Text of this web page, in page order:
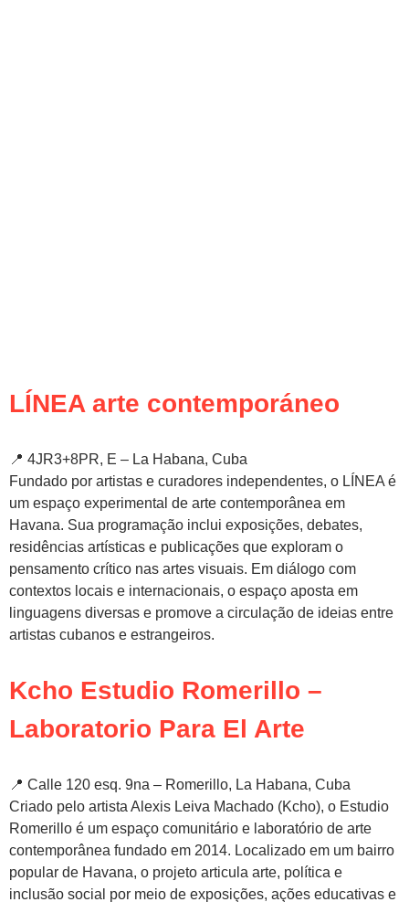
LÍNEA arte contemporáneo
📍 4JR3+8PR, E – La Habana, Cuba
Fundado por artistas e curadores independentes, o LÍNEA é
um espaço experimental de arte contemporânea em
Havana. Sua programação inclui exposições, debates,
residências artísticas e publicações que exploram o
pensamento crítico nas artes visuais. Em diálogo com
contextos locais e internacionais, o espaço aposta em
linguagens diversas e promove a circulação de ideias entre
artistas cubanos e estrangeiros.
Kcho Estudio Romerillo –
Laboratorio Para El Arte
📍 Calle 120 esq. 9na – Romerillo, La Habana, Cuba
Criado pelo artista Alexis Leiva Machado (Kcho), o Estudio
Romerillo é um espaço comunitário e laboratório de arte
contemporânea fundado em 2014. Localizado em um bairro
popular de Havana, o projeto articula arte, política e
inclusão social por meio de exposições, ações educativas e